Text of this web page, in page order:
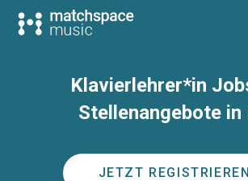
Klavierlehrer*in
Stellenangebote in
JETZT REGISTRIEREN